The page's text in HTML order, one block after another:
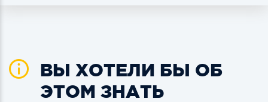
ВЫ ХОТЕЛИ БЫ ОБ
ЭТОМ ЗНАТЬ